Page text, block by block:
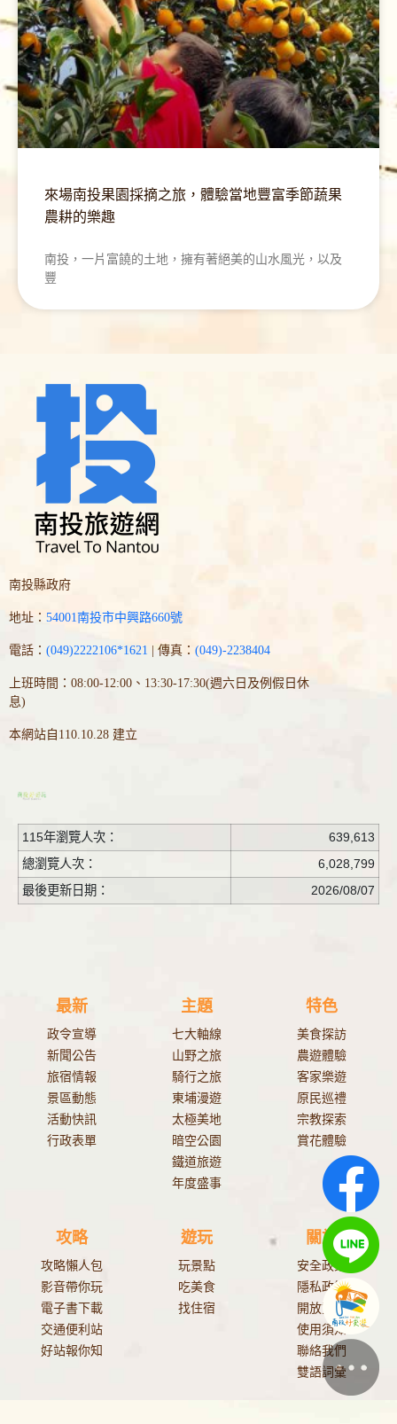
來場南投果園採摘之旅，體驗當地豐富季節蔬果
農耕的樂趣
南投，一片富饒的土地，擁有著絕美的山水風光，以及
豐
南投縣政府
地址： 54001南投市中興路660號
電話： (049)2222106*1621 | 傳真： (049)-2238404
上班時間：08:00-12:00、13:30-17:30(週六日及例假日休
息)
本網站自110.10.28 建立
115年瀏覽人次：
639,613
總瀏覽人次：
6,028,799
最後更新日期：
2026/08/07
最新
政令宣導
新聞公告
旅宿情報
景區動態
活動快訊
行政表單
主題
七大軸線
山野之旅
騎行之旅
東埔漫遊
太極美地
暗空公園
鐵道旅遊
年度盛事
特色
美食探訪
農遊體驗
客家樂遊
原民巡禮
宗教探索
賞花體驗
攻略
攻略懶人包
影音帶你玩
電子書下載
交通便利站
好站報你知
遊玩
玩景點
吃美食
找住宿
關於
安全政策
隱私政策
開放資料
使用須知
聯絡我們
雙語詞彙